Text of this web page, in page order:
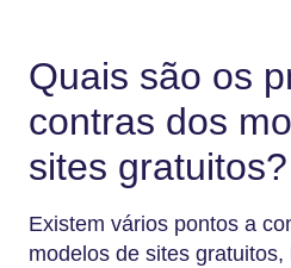
Quais são os
contras dos
sites gratuitos?
Existem vários pontos a
modelos de sites